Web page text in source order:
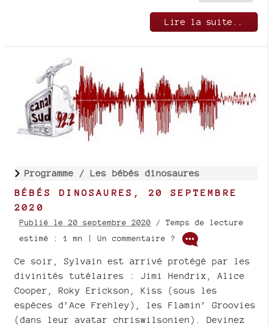
Lire la suite..
Programme / Les bébés dinosaures
BÉBÉS DINOSAURES, 20 SEPTEMBRE
2020
Publié le 20 septembre 2020 / Temps de lecture
estimé : 1 mn | Un commentaire ?
Ce soir, Sylvain est arrivé protégé par les
divinités tutélaires : Jimi Hendrix, Alice
Cooper, Roky Erickson, Kiss (sous les
espèces d’Ace Frehley), les Flamin’ Groovies
(dans leur avatar chriswilsonien). Devinez